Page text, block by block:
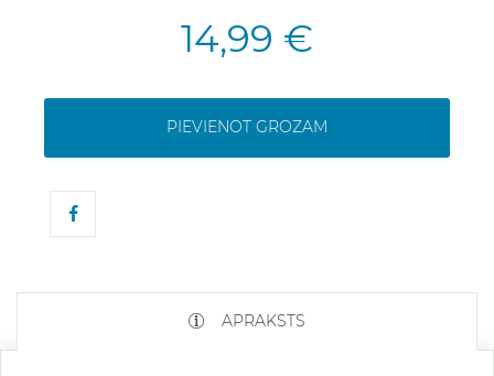
14,99 €
PIEVIENOT GROZAM
APRAKSTS